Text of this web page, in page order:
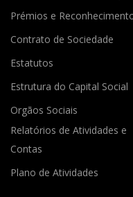
Prémios e
Contrato de Sociedade
Estatutos
Estrutura do Capital Social
Orgãos Sociais
Relatórios de Atividades e
Contas
Plano de Atividades